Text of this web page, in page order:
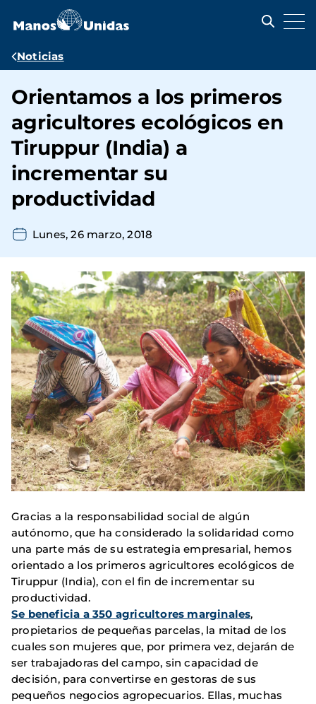
contenido
Ruta
navegación
Noticias
Orientamos a los primeros
agricultores ecológicos en
Tiruppur (India) a
incrementar su
productividad
Lunes, 26 marzo, 2018
Gracias a la responsabilidad social de algún
autónomo, que ha considerado la solidaridad como
una parte más de su estrategia empresarial, hemos
orientado a los primeros agricultores ecológicos de
Tiruppur (India), con el fin de incrementar su
productividad.
Se beneficia a 350 agricultores marginales,
propietarios de pequeñas parcelas, la mitad de los
cuales son mujeres que, por primera vez, dejarán de
ser trabajadoras del campo, sin capacidad de
decisión, para convertirse en gestoras de sus
pequeños negocios agropecuarios. Ellas, muchas